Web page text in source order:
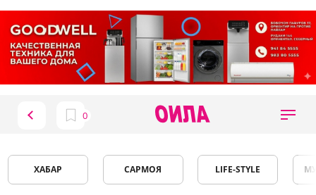
ХАБАР САРМОЯ LIFE-STYLE